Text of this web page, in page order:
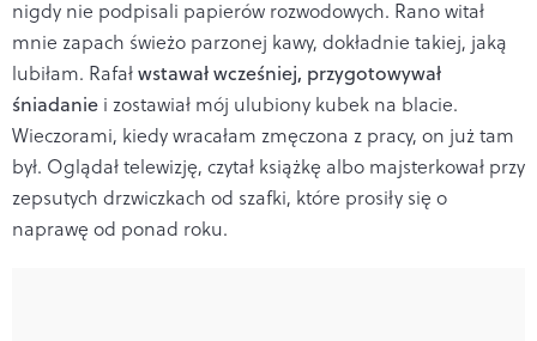
nigdy nie podpisali papierów rozwodowych. Rano witał
mnie zapach świeżo parzonej kawy, dokładnie takiej, jaką
lubiłam. Rafałwstawał wcześniej, przygotowywał
śniadanie i zostawiał mój ulubiony kubek na blacie.
Wieczorami, kiedy wracałam zmęczona z pracy, on już tam
był. Oglądał telewizję, czytał książkę albo majsterkował przy
zepsutych drzwiczkach od szafki, które prosiły się o
naprawę od ponad roku.